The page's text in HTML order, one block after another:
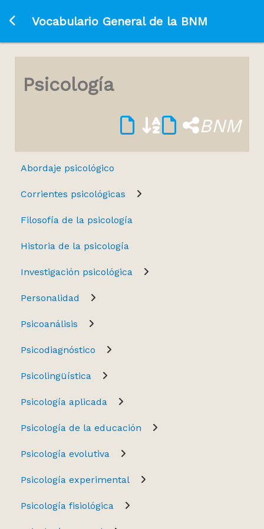
Ir a la página principal
Vocabulario General de la BNM
Psicología
BNM
Abordaje psicológico
Corrientes psicológicas
Filosofía de la psicología
Historia de la psicología
Investigación psicológica
Personalidad
Psicoanálisis
Psicodiagnóstico
Psicolingüística
Psicología aplicada
Psicología de la educación
Psicología evolutiva
Psicología experimental
Psicología fisiológica